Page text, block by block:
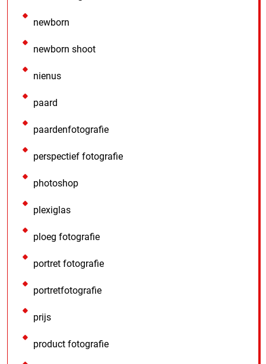
newborn
newborn shoot
nienus
paard
paardenfotografie
perspectief fotografie
photoshop
plexiglas
ploeg fotografie
portret fotografie
portretfotografie
prijs
product fotografie